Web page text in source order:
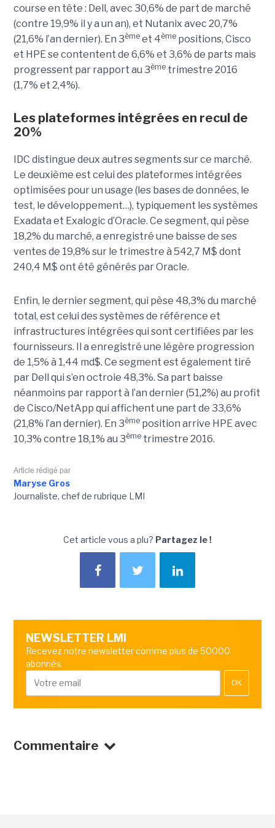
course en tête : Dell, avec 30,6% de part de marché
(contre 19,9% il y a un an), et Nutanix avec 20,7%
(21,6% l’an dernier). En 3èmeet 4èmepositions, Cisco
et HPE se contentent de 6,6% et 3,6% de parts mais
progressent par rapport au 3èmetrimestre 2016
(1,7% et 2,4%).
Les plateformes intégrées en recul de
20%
IDC distingue deux autres segments sur ce marché.
Le deuxième est celui des plateformes intégrées
optimisées pour un usage (les bases de données, le
test, le développement…), typiquement les systèmes
Exadata et Exalogic d’Oracle. Ce segment, qui pèse
18,2% du marché, a enregistré une baisse de ses
ventes de 19,8% sur le trimestre à 542,7 M$ dont
240,4 M$ ont été générés par Oracle.
Enfin, le dernier segment, qui pèse 48,3% du marché
total, est celui des systèmes de référence et
infrastructures intégrées qui sont certifiées par les
fournisseurs. Il a enregistré une légère progression
de 1,5% à 1,44 md$. Ce segment est également tiré
par Dell qui s’en octroie 48,3%. Sa part baisse
néanmoins par rapport à l’an dernier (51,2%) au profit
de Cisco/NetApp qui affichent une part de 33,6%
(21,8% l’an dernier). En 3èmeposition arrive HPE avec
10,3% contre 18,1% au 3èmetrimestre 2016.
Article rédigé par
Maryse Gros
Journaliste, chef de rubrique LMI
Cet article vous a plu? Partagez le !
NEWSLETTER LMI
Recevez notre newsletter comme plus de 50000
abonnés
OK
Commentaire